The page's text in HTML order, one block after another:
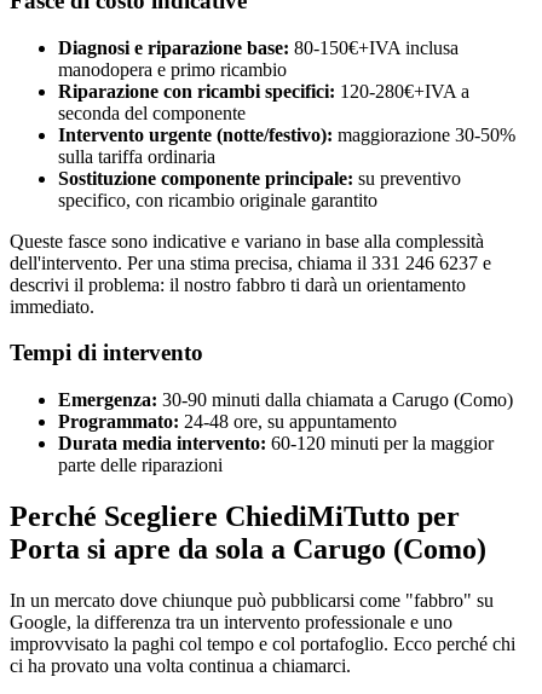
Diagnosi e riparazione base: 80-150€+IVA inclusa
manodopera e primo ricambio
Riparazione con ricambi specifici: 120-280€+IVA a
seconda del componente
Intervento urgente (notte/festivo): maggiorazione 30-50%
sulla tariffa ordinaria
Sostituzione componente principale: su preventivo
specifico, con ricambio originale garantito
Queste fasce sono indicative e variano in base alla complessità
dell'intervento. Per una stima precisa, chiama il 331 246 6237 e
descrivi il problema: il nostro fabbro ti darà un orientamento
immediato.
Tempi di intervento
Emergenza: 30-90 minuti dalla chiamata a Carugo (Como)
Programmato: 24-48 ore, su appuntamento
Durata media intervento: 60-120 minuti per la maggior
parte delle riparazioni
Perché Scegliere ChiediMiTutto per
Porta si apre da sola a Carugo (Como)
In un mercato dove chiunque può pubblicarsi come "fabbro" su
Google, la differenza tra un intervento professionale e uno
improvvisato la paghi col tempo e col portafoglio. Ecco perché chi
ci ha provato una volta continua a chiamarci.